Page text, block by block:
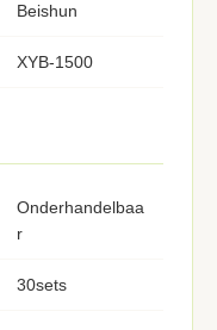
Beishun
XYB-1500
Onderhandelbaa
r
30sets